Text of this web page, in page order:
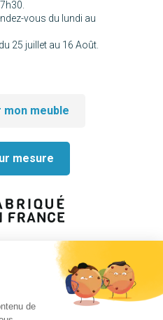
vous du lundi au
25 juillet au 16 Août.
mon meuble
mesure
idées créatives
sur les réseaux